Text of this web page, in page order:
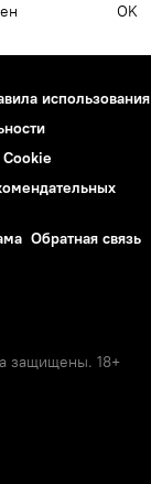
OK
использования
Обратная связь
защищены. 18+